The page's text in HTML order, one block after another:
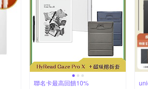
聯名卡最高回饋10%